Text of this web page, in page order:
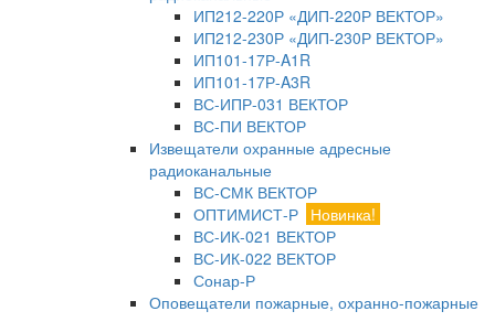
ИП212-220Р «ДИП-220Р ВЕКТОР»
ИП212-230Р «ДИП-230Р ВЕКТОР»
ИП101-17Р-A1R
ИП101-17Р-A3R
ВС-ИПР-031 ВЕКТОР
ВС-ПИ ВЕКТОР
Извещатели охранные адресные
радиоканальные
ВС-СМК ВЕКТОР
ОПТИМИСТ-Р Новинка!
ВС-ИК-021 ВЕКТОР
ВС-ИК-022 ВЕКТОР
Сонар-Р
Оповещатели пожарные, охранно-пожарные